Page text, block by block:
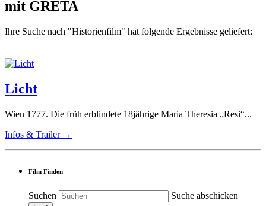
mit GRETA
Ihre Suche nach "Historienfilm" hat folgende Ergebnisse geliefert:
Licht
Wien 1777. Die früh erblindete 18jährige Maria Theresia „Resi“...
Infos & Trailer →
Film Finden
Suchen Suche abschicken